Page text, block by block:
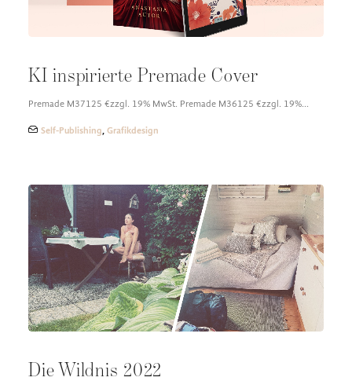
KI inspirierte Premade Cover
Premade M37125 €zzgl. 19% MwSt. Premade M36125 €zzgl. 19%…
Self-Publishing, Grafikdesign
Die Wildnis 2022